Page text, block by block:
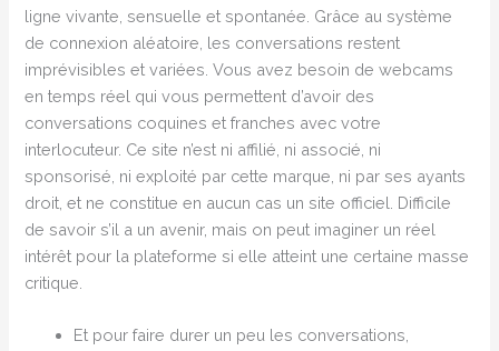
ligne vivante, sensuelle et spontanée. Grâce au système
de connexion aléatoire, les conversations restent
imprévisibles et variées. Vous avez besoin de webcams
en temps réel qui vous permettent d’avoir des
conversations coquines et franches avec votre
interlocuteur. Ce site n’est ni affilié, ni associé, ni
sponsorisé, ni exploité par cette marque, ni par ses ayants
droit, et ne constitue en aucun cas un site officiel. Difficile
de savoir s’il a un avenir, mais on peut imaginer un réel
intérêt pour la plateforme si elle atteint une certaine masse
critique.
Et pour faire durer un peu les conversations,